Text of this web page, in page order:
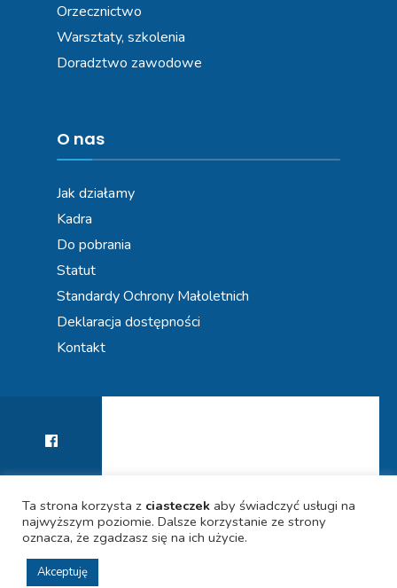
Orzecznictwo
Warsztaty, szkolenia
Doradztwo zawodowe
O nas
Jak działamy
Kadra
Do pobrania
Statut
Standardy Ochrony Małoletnich
Deklaracja dostępności
Kontakt
KIERUNEK PRZYSZŁOŚĆ! WSPIERAMY KARIERY
UCZNIÓW
POLITYKA PRYWATNOŚCI DEKLARACJA DOSTĘPNOŚCI
Ta strona korzysta z ciasteczek aby świadczyć usługi na
najwyższym poziomie. Dalsze korzystanie ze strony
oznacza, że zgadzasz się na ich użycie.
Akceptuję